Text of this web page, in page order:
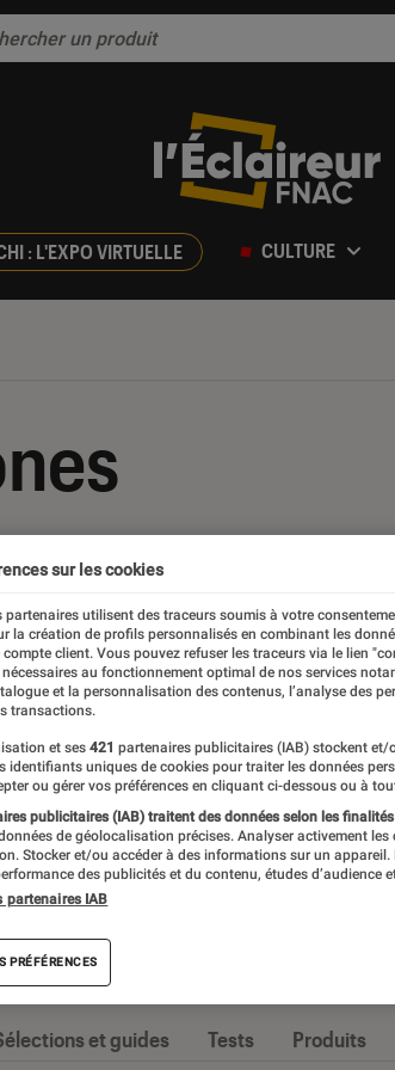
: L'EXPO VIRTUELLE CULTURE
Constructeurs
imposé comme l’appareil high-tech
et tests d’appareils, l’Éclaireur
quand vient le moment de
et guides Tests Produits
sur les cookies
partenaires utilisent des traceurs soumis à votre
la création de profils personnalisés en combinant les
compte client. Vous pouvez refuser les traceurs via le lien
au fonctionnement optimal de nos services
et la personnalisation des contenus, l’analyse des
transactions.
et ses 421 partenaires publicitaires (IAB) stockent
identifiants uniques de cookies pour traiter les données
ou gérer vos préférences en cliquant ci-dessous ou à
publicitaires (IAB) traitent des données selon les
de géolocalisation précises. Analyser activement
Stocker et/ou accéder à des informations sur un
des publicités et du contenu, études d’audience
partenaires IAB
PRÉFÉRENCES